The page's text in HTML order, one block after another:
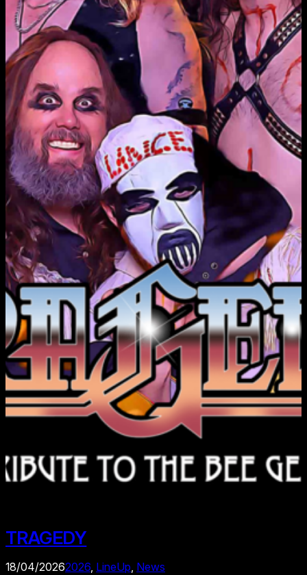
TRAGEDY
18/04/20262026, LineUp, News